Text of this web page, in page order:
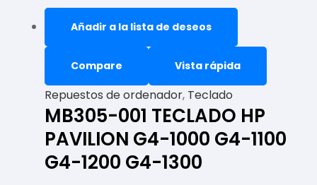
Añadir a la lista de deseos
Compare Vista rápida
Repuestos de ordenador, Teclado
MB305-001 TECLADO HP
PAVILION G4-1000 G4-1100
G4-1200 G4-1300